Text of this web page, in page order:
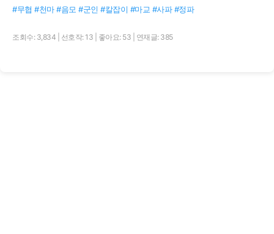
#무협 #천마 #음모 #군인 #칼잡이 #마교 #사파 #정파
조회수: 3,834 선호작: 13 좋아요: 53 연재글: 385